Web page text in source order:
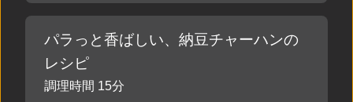
パラっと香ばしい、納豆チャーハンの
レシピ
調理時間 15分